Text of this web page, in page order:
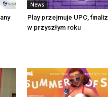
News
Play przejmuje UPC,
w przyszłym roku